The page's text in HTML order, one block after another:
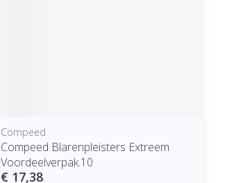
Compeed
Compeed Blarenpleisters Extreem
Voordeelverpak.10
€ 17,38